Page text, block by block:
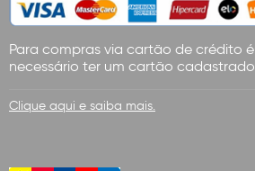
Para compras via cartão de crédito é
necessário ter um cartão cadastrado.
Clique aqui e saiba mais.